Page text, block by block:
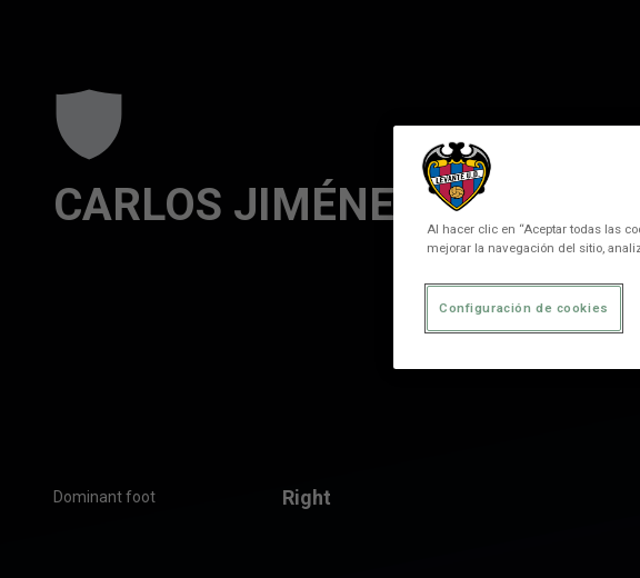
CARLOS JIMÉNEZ
Dominant foot Right
Al hacer clic en “Aceptar todas las
mejorar la navegación del sitio,
Configuración de cookies